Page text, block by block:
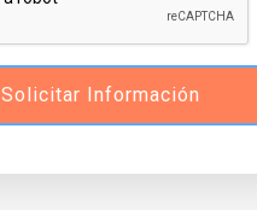
Solicitar Información